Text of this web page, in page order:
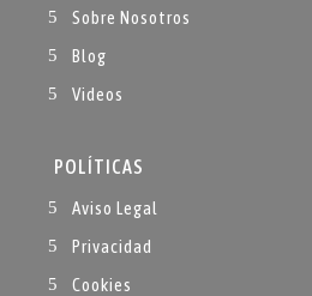
Sobre Nosotros
Blog
Videos
POLÍTICAS
Aviso Legal
Privacidad
Cookies